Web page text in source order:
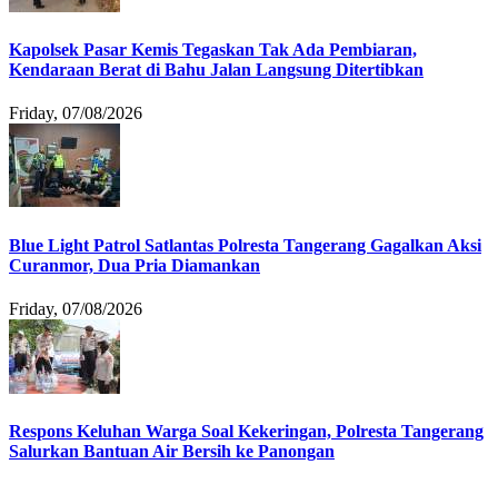
Kapolsek Pasar Kemis Tegaskan Tak Ada Pembiaran,
Kendaraan Berat di Bahu Jalan Langsung Ditertibkan
Friday, 07/08/2026
Blue Light Patrol Satlantas Polresta Tangerang Gagalkan Aksi
Curanmor, Dua Pria Diamankan
Friday, 07/08/2026
Respons Keluhan Warga Soal Kekeringan, Polresta Tangerang
Salurkan Bantuan Air Bersih ke Panongan